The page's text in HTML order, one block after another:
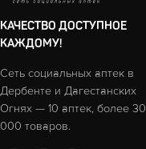
КАЧЕСТВО ДОСТУПНОЕ
КАЖДОМУ!
Сеть социальных аптек в
Дербенте и Дагестанских
Огнях — 10 аптек, более 30
000 товаров.